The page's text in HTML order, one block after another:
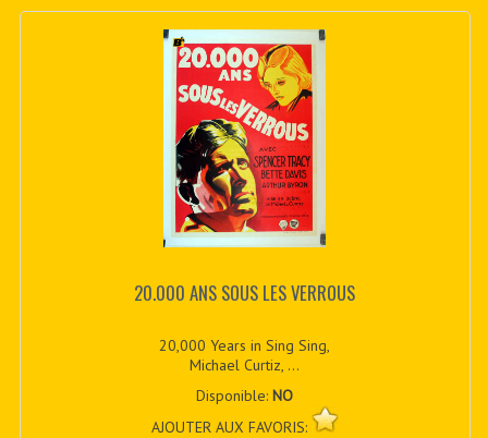
20.000 ANS SOUS LES VERROUS
20,000 Years in Sing Sing,
Michael Curtiz, ...
Disponible:NO
AJOUTER AUX FAVORIS: